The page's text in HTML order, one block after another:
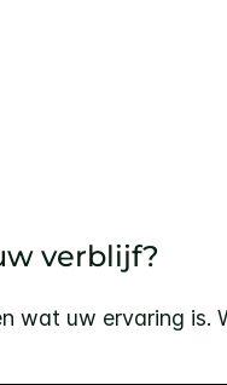
verblijf?
wat uw ervaring is.